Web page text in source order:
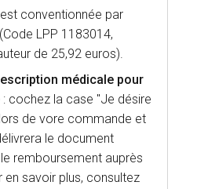
conventionnée par
LPP 1183014,
de 25,92 euros).
médicale pour
: cochez la case "Je désire
de vore commande et
le document
remboursement auprès
en savoir plus, consultez